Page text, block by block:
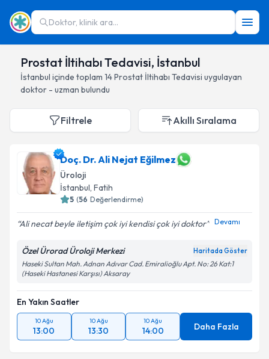
Doktor, klinik ara...
Prostat İltihabı Tedavisi, İstanbul
İstanbul içinde toplam 14Prostat İltihabı Tedavisi uygulayan
doktor - uzman bulundu
Filtrele Akıllı Sıralama
Doç. Dr. Ali Nejat Eğilmez
Üroloji
İstanbul, Fatih
5 (56 Değerlendirme)
Ali necat beyle iletişim çok iyi kendisi çok iyi doktor Devamı
Özel Ürorad Üroloji Merkezi Haritada Göster
Haseki Sultan Mah. Adnan Adıvar Cad. Emiralioğlu Apt. No: 26 Kat:1
(Haseki Hastanesi Karşısı) Aksaray
En Yakın Saatler
10 Ağu
13:00
10 Ağu
13:30
10 Ağu
14:00 Daha Fazla